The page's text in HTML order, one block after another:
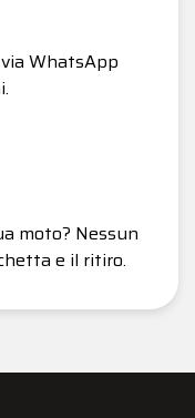
WhatsApp
moto? Nessun
e il ritiro.